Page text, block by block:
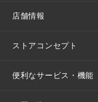
店舗情報
ストアコンセプト
便利なサービス・機能